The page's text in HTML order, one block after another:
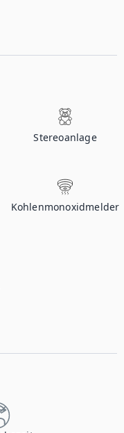
Stereoanlage
Kohlenmonoxidmelder